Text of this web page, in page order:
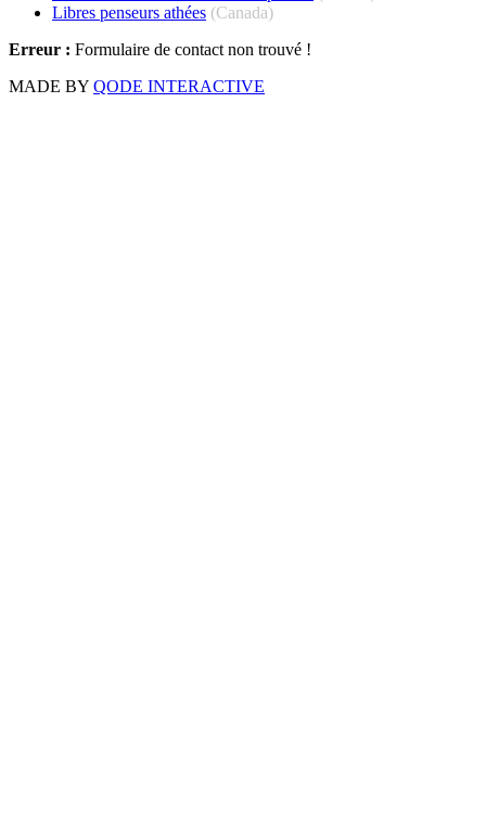
Libres penseurs athées (Canada)
Erreur : Formulaire de contact non trouvé !
MADE BY QODE INTERACTIVE